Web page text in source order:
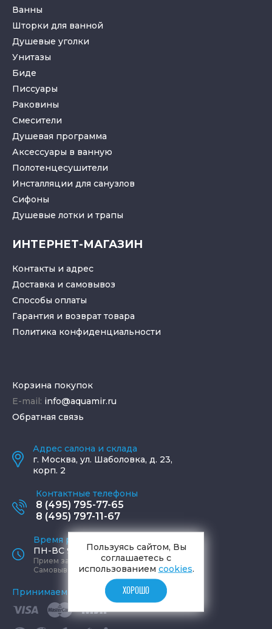
Ванны
Шторки для ванной
Душевые уголки
Унитазы
Биде
Писсуары
Раковины
Смесители
Душевая программа
Аксессуары в ванную
Полотенцесушители
Инсталляции для санузлов
Cифоны
Душевые лотки и трапы
ИНТЕРНЕТ-МАГАЗИН
Контакты и адрес
Доставка и самовывоз
Способы оплаты
Гарантия и возврат товара
Политика конфиденциальности
Корзина покупок
E-mail: info@aquamir.ru
Обратная связь
Адрес салона и склада
г. Москва, ул. Шаболовка, д. 23,
корп. 2
Контактные телефоны
8 (495) 795-77-65
8 (495) 797-11-67
Время работы офиса
ПН-ВС 9:00 - 19:00
Прием заказов круглосуточно
Самовывоз ПН-СБ 9-19, ВС 12-17
Принимаем к оплате
Пользуясь сайтом, Вы
соглашаетесь с
использованием cookies.
ХОРОШО